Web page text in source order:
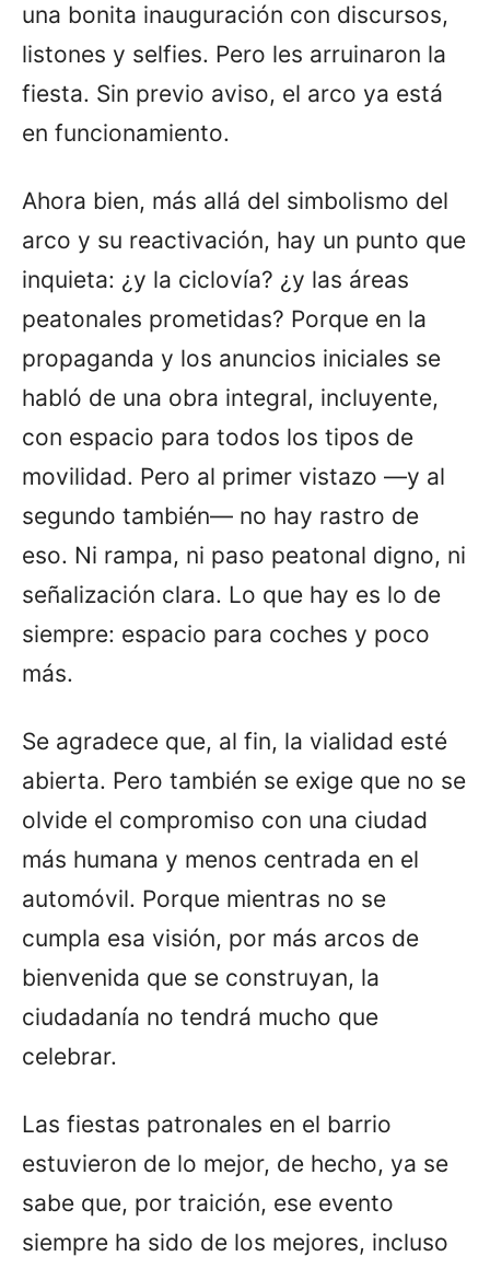
una bonita inauguración con discursos,
listones y selfies. Pero les arruinaron la
fiesta. Sin previo aviso, el arco ya está
en funcionamiento.
Ahora bien, más allá del simbolismo del
arco y su reactivación, hay un punto que
inquieta: ¿y la ciclovía? ¿y las áreas
peatonales prometidas? Porque en la
propaganda y los anuncios iniciales se
habló de una obra integral, incluyente,
con espacio para todos los tipos de
movilidad. Pero al primer vistazo —y al
segundo también— no hay rastro de
eso. Ni rampa, ni paso peatonal digno, ni
señalización clara. Lo que hay es lo de
siempre: espacio para coches y poco
más.
Se agradece que, al fin, la vialidad esté
abierta. Pero también se exige que no se
olvide el compromiso con una ciudad
más humana y menos centrada en el
automóvil. Porque mientras no se
cumpla esa visión, por más arcos de
bienvenida que se construyan, la
ciudadanía no tendrá mucho que
celebrar.
Las fiestas patronales en el barrio
estuvieron de lo mejor, de hecho, ya se
sabe que, por traición, ese evento
siempre ha sido de los mejores, incluso